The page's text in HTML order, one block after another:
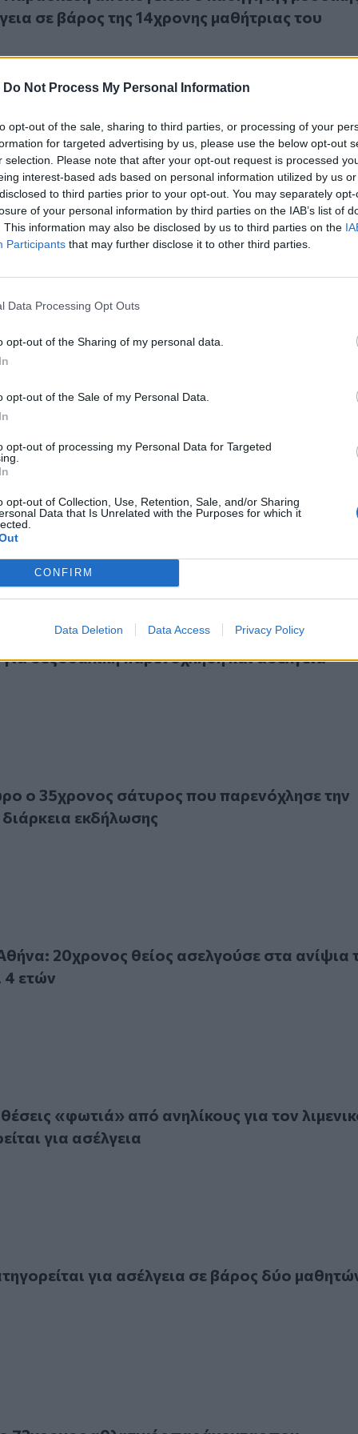
Do Not Process My Personal Information
opt-out of the sale, sharing to third parties, or processing of your
for targeted advertising by us, please use the below opt-out
selection. Please note that after your opt-out request is processed
interest-based ads based on personal information utilized by us
to third parties prior to your opt-out. You may separately
of your personal information by third parties on the IAB’s list of
This information may also be disclosed by us to third parties on the
Participants that may further disclose it to other third parties.
Data Processing Opt Outs
opt-out of the Sharing of my personal data.
opt-out of the Sale of my Personal Data.
opt-out of processing my Personal Data for Targeted
opt-out of Collection, Use, Retention, Sale, and/or Sharing
Data that Is Unrelated with the Purposes for which it
CONFIRM
Data Deletion Data Access Privacy Policy
σε βάρος της 14χρονης μαθήτριας του
καταγγέλλει εκπαιδευτικό για ανάρμοστη
καταγγέλλει εκπαιδευτικό για
με… μασάζ
που κατηγορείται ότι ασέλγησε σε βάρος δίδυμων
64χρονος που κατηγορείται ότι ασέλγησε σε
ΑμεΑ στην Κυψέλη
44χρονος ασελγούσε σε ανήλικο έναντι αμοιβής
44χρονος ασελγούσε σε ανήλικο έναντι
πίστες: Ο πασίγνωστος τραγουδιστής και οι
σεξουαλική παρενόχληση και ασέλγεια
σάτυρος που παρενόχλησε την 15χρονη στη
ο 35χρονος σάτυρος που παρενόχλησε την
εκδήλωσης
20χρονος θείος ασελγούσε στα ανίψια του ηλικίας 2 και 4
20χρονος θείος ασελγούσε στα ανίψια
4 ετών
«φωτιά» από ανηλίκους για τον λιμενικό που
«φωτιά» από ανηλίκους για τον
για ασέλγεια
για ασέλγεια σε βάρος δύο μαθητών στο Βόλο
για ασέλγεια σε βάρος δύο
αθλητικός παράγοντας που συνελήφθη για ασέλγεια